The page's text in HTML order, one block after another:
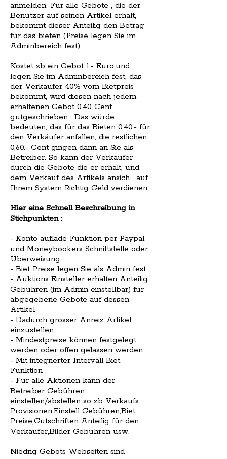
anmelden. Für alle Gebote , die der
Benutzer auf seinen Artikel erhält,
bekommt dieser Anteilig den Betrag
für das bieten (Preise legen Sie im
Adminbereich fest).
Kostet zb ein Gebot 1.- Euro,und
legen Sie im Adminbereich fest, das
der Verkäufer 40% vom Bietpreis
bekommt, wird diesen nach jedem
erhaltenen Gebot 0,40 Cent
gutgeschrieben . Das würde
bedeuten, das für das Bieten 0,40.- für
den Verkäufer anfallen, die restlichen
0,60.- Cent gingen dann an Sie als
Betreiber. So kann der Verkäufer
durch die Gebote die er erhält, und
dem Verkauf des Artikels ansich , auf
Ihrem System Richtig Geld verdienen.
Hier eine Schnell Beschreibung in
Stichpunkten :
- Konto auflade Funktion per Paypal
und Moneybookers Schnittstelle oder
Überweisung
- Biet Preise legen Sie als Admin fest
- Auktions Einsteller erhalten Anteilig
Gebühren (im Admin einstellbar) für
abgegebene Gebote auf dessen
Artikel
- Dadurch grosser Anreiz Artikel
einzustellen
- Mindestpreise können festgelegt
werden oder offen gelassen werden
- Mit integrierter Intervall Biet
Funktion
- Für alle Aktionen kann der
Betreiber Gebühren
einstellen/abstellen so zb Verkaufs
Provisionen,Einstell Gebühren,Biet
Preise,Gutschriften Anteilig für den
Verkäufer,Bilder Gebühren usw.
Niedrig Gebots Webseiten sind